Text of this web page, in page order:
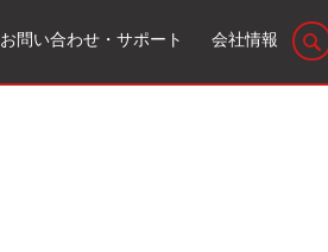
お問い合わせ・サポート 会社情報